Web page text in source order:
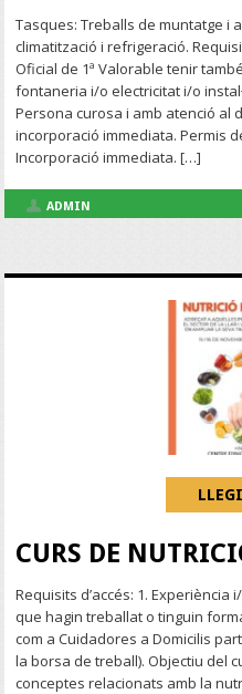
Tasques: Treballs de muntatge i
climatització i refrigeració.
Oficial de 1ª Valorable tenir
fontaneria i/o electricitat i/o
Persona curosa i amb atenció al
incorporació immediata. Permis
Incorporació immediata. […]
ADMIN
CURS DE
Requisits d’accés: 1.
que hagin treballat o tinguin
com a Cuidadores a Domicilis
la borsa de treball). Objectiu del
conceptes relacionats amb la